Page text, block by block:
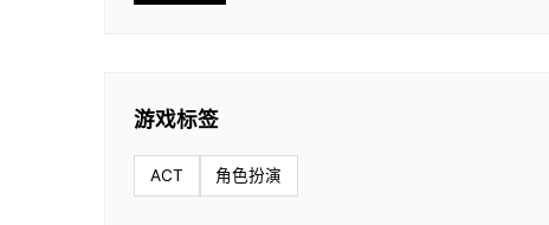
游戏标签
ACT 角色扮演